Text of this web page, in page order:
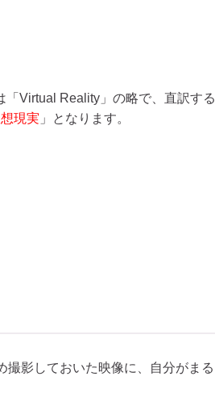
「Virtual Reality」の略で、直訳する
現実 」となります。
影しておいた映像に、自分がまる